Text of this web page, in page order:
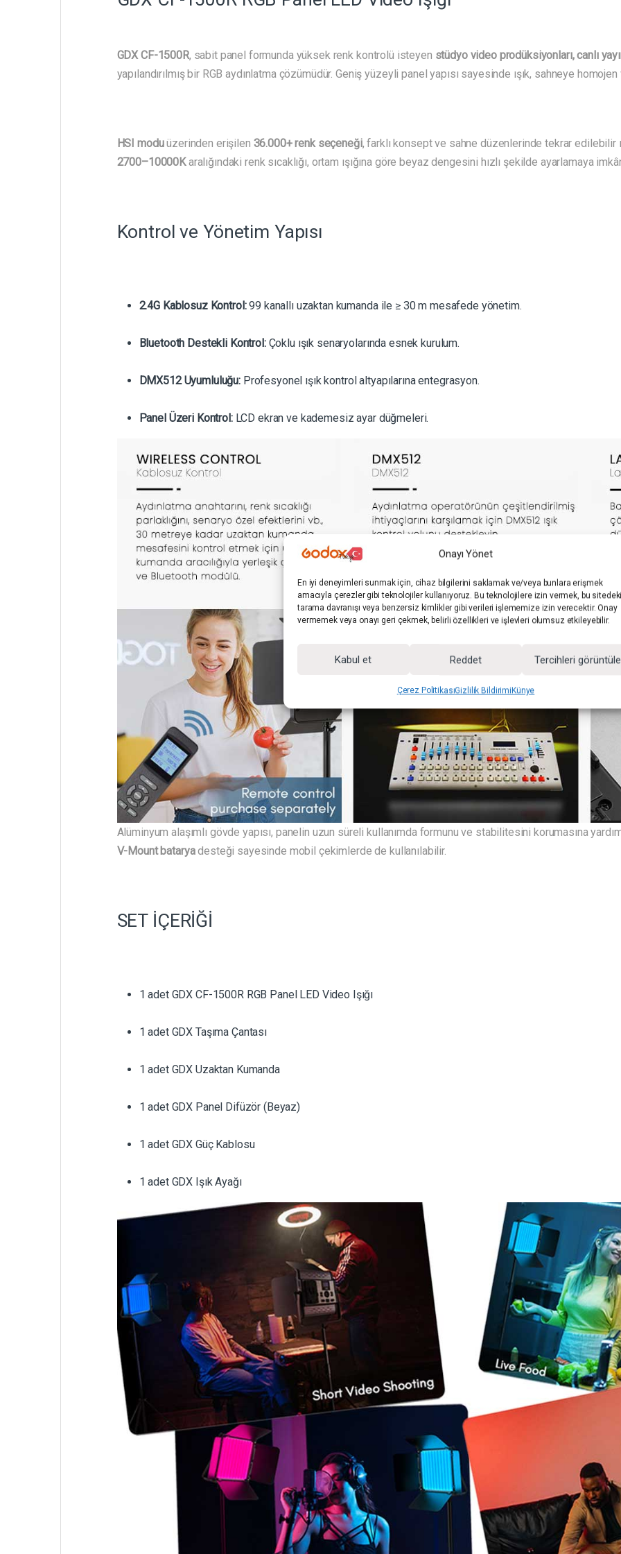
Onayı Yönet
En iyi deneyimleri sunmak için, cihaz bilgilerini saklamak ve/veya bunlara erişmek
amacıyla çerezler gibi teknolojiler kullanıyoruz. Bu teknolojilere izin vermek, bu
tarama davranışı veya benzersiz kimlikler gibi verileri işlememize izin verecektir. Onay
vermemek veya onayı geri çekmek, belirli özellikleri ve işlevleri olumsuz etkileyebilir.
Kabul et Reddet Tercihleri görüntüle
Çerez PolitikasıGizlilik BildirimiKünye
GDX CF-1500R, sabit panel formunda yüksek renk kontrolü isteyen stüdyo video prodüksiyonları, canlı
yapılandırılmış bir RGB aydınlatma çözümüdür. Geniş yüzeyli panel yapısı sayesinde ışık, sahneye
HSI moduüzerinden erişilen 36.000+ renk seçeneği, farklı konsept ve sahne düzenlerinde tekrar edilebilir
2700–10000Karalığındaki renk sıcaklığı, ortam ışığına göre beyaz dengesini hızlı şekilde ayarlamaya
Kontrol ve Yönetim Yapısı
2.4G Kablosuz Kontrol:99 kanallı uzaktan kumanda ile ≥ 30 m mesafede yönetim.
Bluetooth Destekli Kontrol:Çoklu ışık senaryolarında esnek kurulum.
DMX512 Uyumluluğu:Profesyonel ışık kontrol altyapılarına entegrasyon.
Panel Üzeri Kontrol:LCD ekran ve kademesiz ayar düğmeleri.
Alüminyum alaşımlı gövde yapısı, panelin uzun süreli kullanımda formunu ve stabilitesini korumasına
V-Mount bataryadesteği sayesinde mobil çekimlerde de kullanılabilir.
SET İÇERİĞİ
1 adet GDX CF-1500R RGB Panel LED Video Işığı
1 adet GDX Taşıma Çantası
1 adet GDX Uzaktan Kumanda
1 adet GDX Panel Difüzör (Beyaz)
1 adet GDX Güç Kablosu
1 adet GDX Işık Ayağı